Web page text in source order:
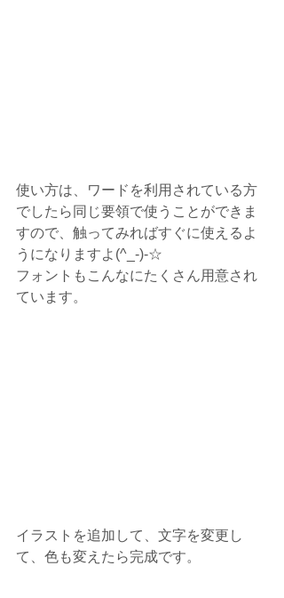
使い方は、ワードを利用されている方
でしたら同じ要領で使うことができま
すので、触ってみればすぐに使えるよ
うになりますよ(^_-)-☆
フォントもこんなにたくさん用意され
ています。
イラストを追加して、文字を変更し
て、色も変えたら完成です。